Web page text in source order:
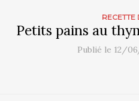
RECETTE
Petits pains au
Publié le 12/